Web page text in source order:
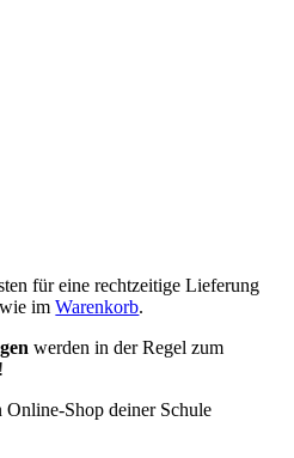
für eine rechtzeitige Lieferung
imWarenkorb.
werden in der Regel zum
Online-Shop deiner Schule